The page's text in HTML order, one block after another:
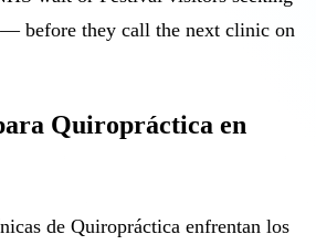
before they call the next clinic on
Quiropráctica en
de Quiropráctica enfrentan los